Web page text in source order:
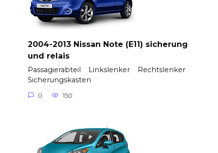
2004-2013 Nissan Note (E11) sicherung
und relais
Passagierabteil Linkslenker Rechtslenker
Sicherungskasten
0 150